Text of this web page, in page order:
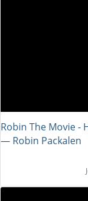
Robin The Movie -
― Robin Packalen